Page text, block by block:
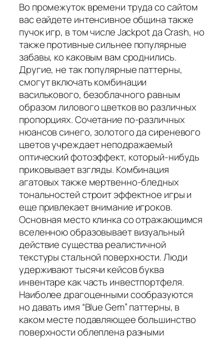
Во промежуток времени труда со сайтом
вас еайдете интенсивное община также
пучок игр, в том числе Jackpot да Crash, но
также противные сильнее популярные
забавы, ко каковым вам сроднились.
Другие, не так популярные паттерны,
смогут включать комбинации
василькового, безоблачного равным
образом лилового цветков во различных
пропорциях. Сочетание по-различных
нюансов синего, золотого да сиреневого
цветов учреждает неподражаемый
оптический фотоэффект, который-нибудь
приковывает взгляды. Комбинация
агатовых также мертвенно-бледных
тональностей строит эффектное игры и
еще привлекает внимание игроков.
Основная место клинка со отражающимся
вселенною образовывает визуальный
действие существа реалистичной
текстуры стальной поверхности. Люди
удерживают тысячи кейсов буква
инвентаре как часть инвестпортфеля.
Наиболее драгоценными сообразуются
но давать имя “Blue Gem” паттерны, в
каком месте подавляющее большинство
поверхности облеплена разными